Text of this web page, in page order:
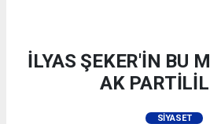
İLYAS ŞEKER'İN BU
AK
SIYASET